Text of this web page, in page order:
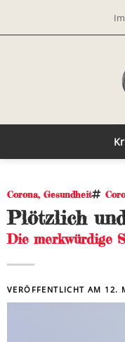
Corona, Gesundheit
Plötzlich
Die merkwürdige
VERÖFFENTLICHT AM 12.